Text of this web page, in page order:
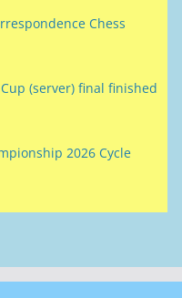
(server) final finished
2026 Cycle